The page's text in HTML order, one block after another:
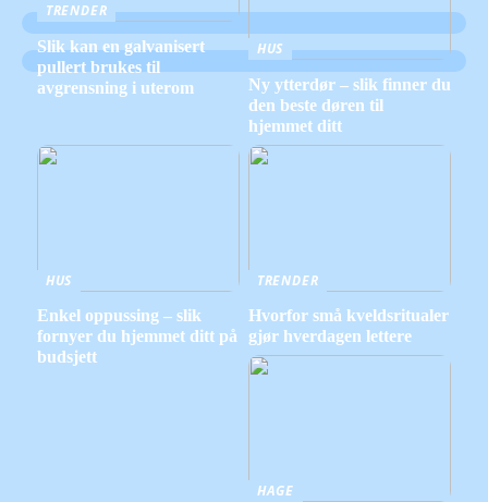
TRENDER
Slik kan en galvanisert
pullert brukes til
avgrensning i uterom
HUS
Ny ytterdør – slik finner du
den beste døren til
hjemmet ditt
HUS
Enkel oppussing – slik
fornyer du hjemmet ditt på
budsjett
TRENDER
Hvorfor små kveldsritualer
gjør hverdagen lettere
HAGE